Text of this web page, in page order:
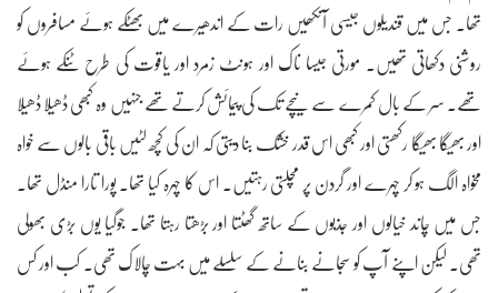
تھا۔ جس میں قندیلوں جیسی آنکھیں رات کے اندھیرے میں بھٹکے ہوئے مسافروں کو
روشنی دکھاتی تھیں۔ مورتی جیسا ناک اور ہونٹ زمرد اور یاقوت کی طرح ٹنکے ہوئے
تھے۔ سر کے بال کمرے سے نیچے تک کی پیمائش کرتے تھے جنہیں وہ کبھی ڈھیلا ڈھیلا
اور بھیگا بھیگا رکھتی اور کبھی اس قدر خشک بنا دیتی کہ ان کی کچھ لٹیں باقی بالوں سے خواہ
مخواہ الگ ہو کر چہرے اور گردن پر مچلتی رہتیں۔ اس کا چہرہ کیا تھا۔ پورا تارا منڈل تھا۔
جس میں چاند خیالوں اور جذبوں کے ساتھ گھٹتا اور بڑھتا رہتا تھا۔ جوگیا یوں بڑی بھولی
تھی۔ لیکن اپنے آپ کو سجانے بنانے کے سلسلے میں بہت چالاک تھی۔ کب اور کس